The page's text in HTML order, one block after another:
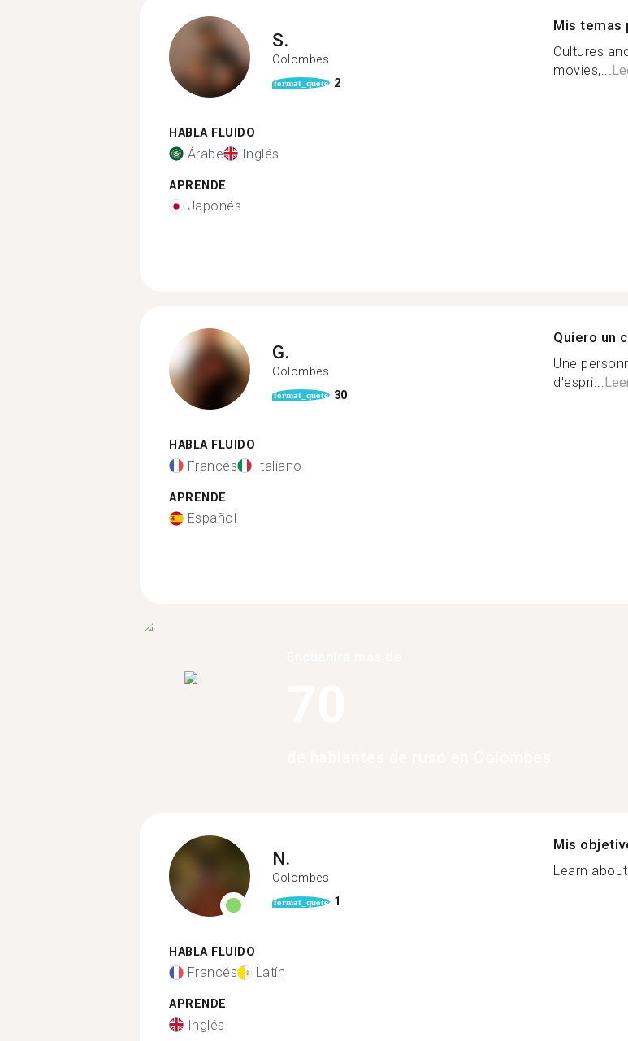
S.
Colombes
format_quote 2
HABLA FLUIDO
Árabe Inglés
APRENDE
Japonés
Mis temas
Cultures
movies,...
G.
Colombes
format_quote 30
HABLA FLUIDO
Francés Italiano
APRENDE
Español
Quiero un
Une
d'espri...
N.
Colombes
format_quote 1
HABLA FLUIDO
Francés Latín
APRENDE
Inglés
Mis
Learn